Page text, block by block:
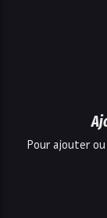
Pour ajouter